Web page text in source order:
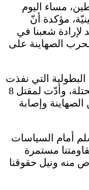
مساء اليوم
مؤكدة أنّ
شعبنا في
الصهاينة على
البطولية التي نفذت
مساء اليوم في مدينة القدس المحتلة، وأدّت لمقتل 8
وإصابة
أمام السياسات
مستمرة
منه ونيل حقوقنا